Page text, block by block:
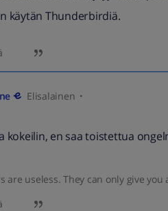
käytän Thunderbirdiä.
Elisalainen
kokeilin, en saa toistettua
are useless. They can only give you